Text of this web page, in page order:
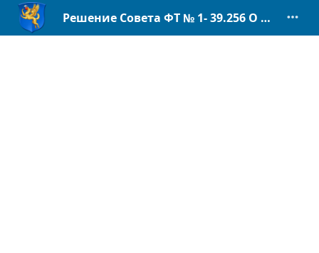
Решение Совета ФТ № 1- 39.256 О внес. изм. в Соц.кодекс (газификация).pdf